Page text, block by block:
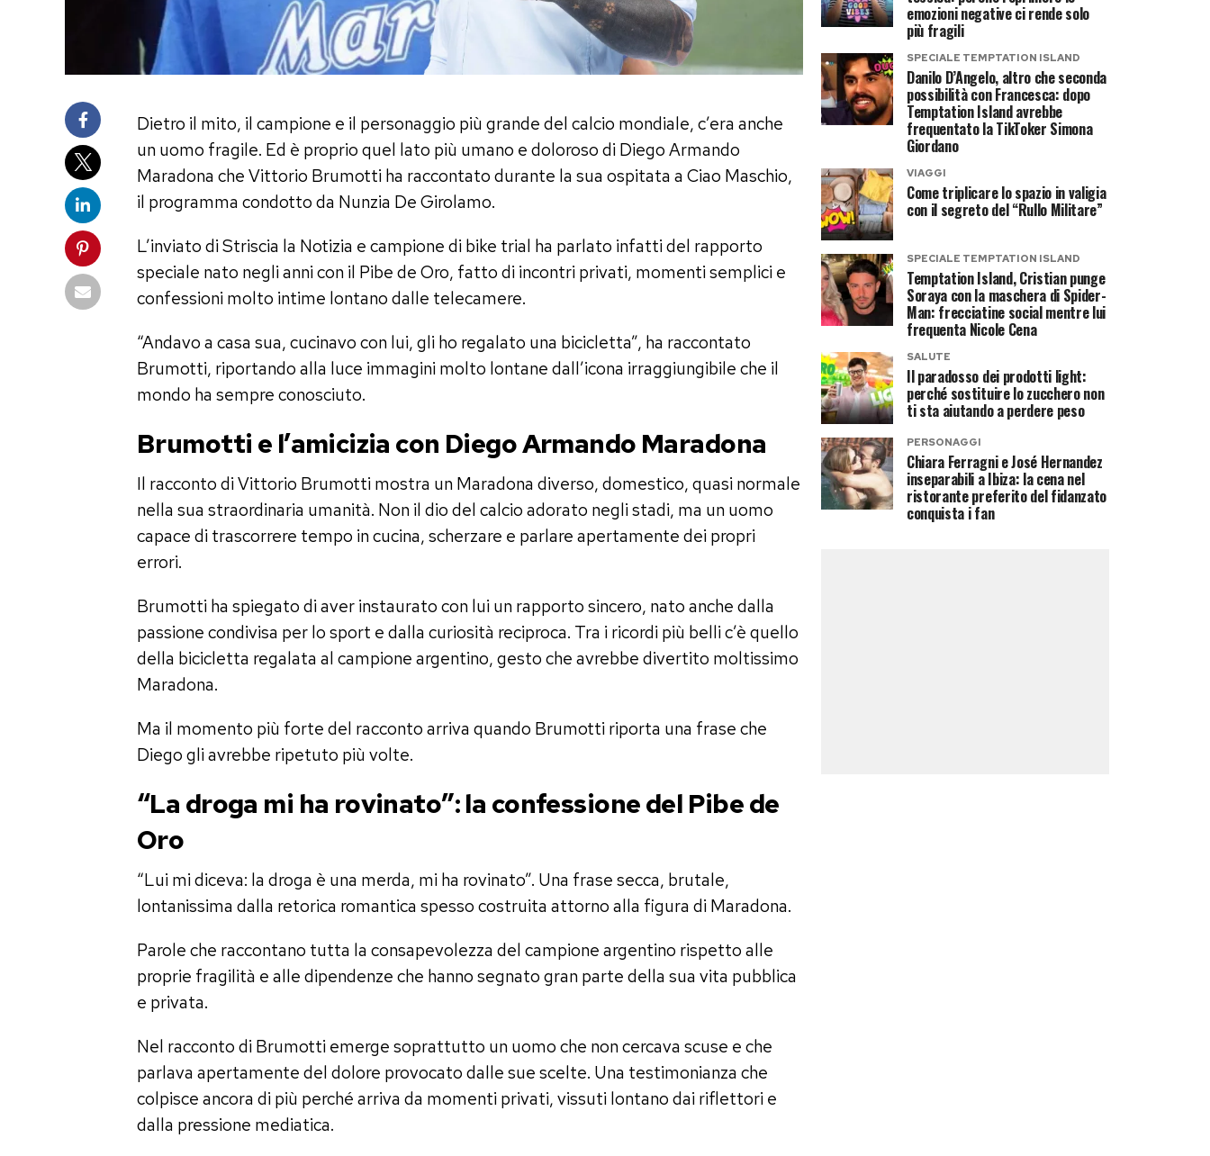
Dietro il mito, il campione e il personaggio più grande del calcio mondiale, c’era anche
un uomo fragile. Ed è proprio quel lato più umano e doloroso di Diego Armando
Maradona che Vittorio Brumotti ha raccontato durante la sua ospitata a Ciao Maschio,
il programma condotto da Nunzia De Girolamo.
L’inviato di Striscia la Notizia e campione di bike trial ha parlato infatti del rapporto
speciale nato negli anni con il Pibe de Oro, fatto di incontri privati, momenti semplici e
confessioni molto intime lontano dalle telecamere.
“Andavo a casa sua, cucinavo con lui, gli ho regalato una bicicletta”, ha raccontato
Brumotti, riportando alla luce immagini molto lontane dall’icona irraggiungibile che il
mondo ha sempre conosciuto.
Brumotti e l’amicizia con Diego Armando Maradona
Il racconto di Vittorio Brumotti mostra un Maradona diverso, domestico, quasi normale
nella sua straordinaria umanità. Non il dio del calcio adorato negli stadi, ma un uomo
capace di trascorrere tempo in cucina, scherzare e parlare apertamente dei propri
errori.
Brumotti ha spiegato di aver instaurato con lui un rapporto sincero, nato anche dalla
passione condivisa per lo sport e dalla curiosità reciproca. Tra i ricordi più belli c’è quello
della bicicletta regalata al campione argentino, gesto che avrebbe divertito moltissimo
Maradona.
Ma il momento più forte del racconto arriva quando Brumotti riporta una frase che
Diego gli avrebbe ripetuto più volte.
“La droga mi ha rovinato”: la confessione del Pibe de
Oro
“Lui mi diceva: la droga è una merda, mi ha rovinato”. Una frase secca, brutale,
lontanissima dalla retorica romantica spesso costruita attorno alla figura di Maradona.
Parole che raccontano tutta la consapevolezza del campione argentino rispetto alle
proprie fragilità e alle dipendenze che hanno segnato gran parte della sua vita pubblica
e privata.
Nel racconto di Brumotti emerge soprattutto un uomo che non cercava scuse e che
parlava apertamente del dolore provocato dalle sue scelte. Una testimonianza che
colpisce ancora di più perché arriva da momenti privati, vissuti lontano dai riflettori e
dalla pressione mediatica.
emozioni negative ci rende solo
più fragili
SPECIALE TEMPTATION ISLAND
Danilo D’Angelo, altro che seconda
possibilità con Francesca: dopo
Temptation Island avrebbe
frequentato la TikToker Simona
Giordano
VIAGGI
Come triplicare lo spazio in valigia
con il segreto del “Rullo Militare”
SPECIALE TEMPTATION ISLAND
Temptation Island, Cristian punge
Soraya con la maschera di Spider-
Man: frecciatine social mentre lui
frequenta Nicole Cena
SALUTE
Il paradosso dei prodotti light:
perché sostituire lo zucchero non
ti sta aiutando a perdere peso
PERSONAGGI
Chiara Ferragni e José Hernandez
inseparabili a Ibiza: la cena nel
ristorante preferito del fidanzato
conquista i fan